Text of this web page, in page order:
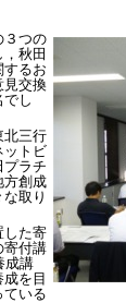
つの
秋田
するお
見交換
し
三行
ットビ
ラチ
方創成
取り
た寄
寄付講
成講
を目
ている